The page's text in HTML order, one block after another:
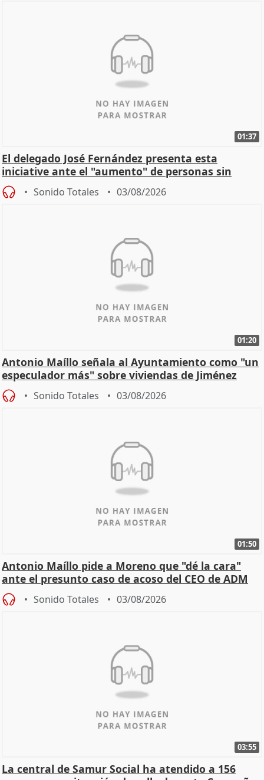
01:37
El delegado José Fernández presenta esta
iniciative ante el "aumento" de personas sin
hogar en Madri
Sonido Totales 03/08/2026
01:20
Antonio Maíllo señala al Ayuntamiento como "un
especulador más" sobre viviendas de Jiménez
Becerril
Sonido Totales 03/08/2026
01:50
Antonio Maíllo pide a Moreno que "dé la cara"
ante el presunto caso de acoso del CEO de ADM
Sonido Totales 03/08/2026
03:55
La central de Samur Social ha atendido a 156